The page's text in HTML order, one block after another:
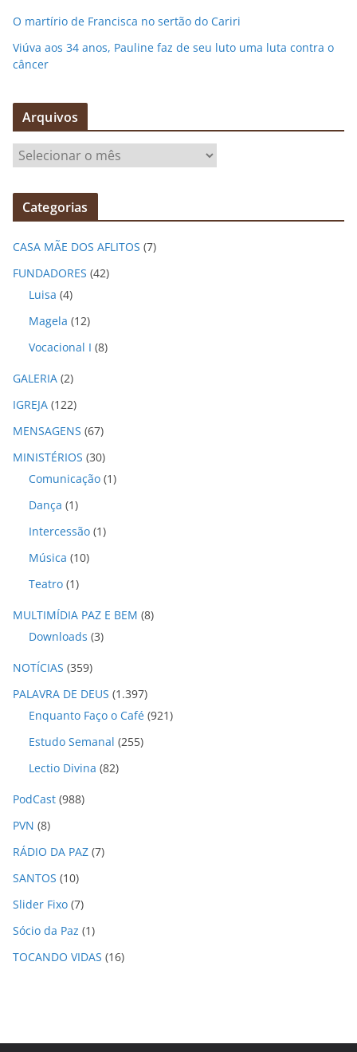
O martírio de Francisca no sertão do Cariri
Viúva aos 34 anos, Pauline faz de seu luto uma luta contra o
câncer
Arquivos
q
v
o
Categorias
CASA MÃE DOS AFLITOS (7)
FUNDADORES (42)
Luisa (4)
Magela (12)
Vocacional I (8)
GALERIA (2)
IGREJA (122)
MENSAGENS (67)
MINISTÉRIOS (30)
Comunicação (1)
Dança (1)
Intercessão (1)
Música (10)
Teatro (1)
MULTIMÍDIA PAZ E BEM (8)
Downloads (3)
NOTÍCIAS (359)
PALAVRA DE DEUS (1.397)
Enquanto Faço o Café (921)
Estudo Semanal (255)
Lectio Divina (82)
PodCast (988)
PVN (8)
RÁDIO DA PAZ (7)
SANTOS (10)
Slider Fixo (7)
Sócio da Paz (1)
TOCANDO VIDAS (16)